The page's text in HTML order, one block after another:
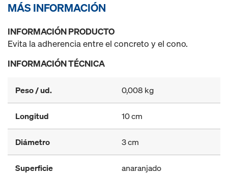
MÁS INFORMACIÓN
INFORMACIÓN PRODUCTO
Evita la adherencia entre el concreto y el cono.
INFORMACIÓN TÉCNICA
Peso / ud. 0,008 kg
Longitud 10 cm
Diámetro 3 cm
Superficie anaranjado